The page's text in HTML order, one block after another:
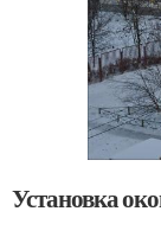
Установка